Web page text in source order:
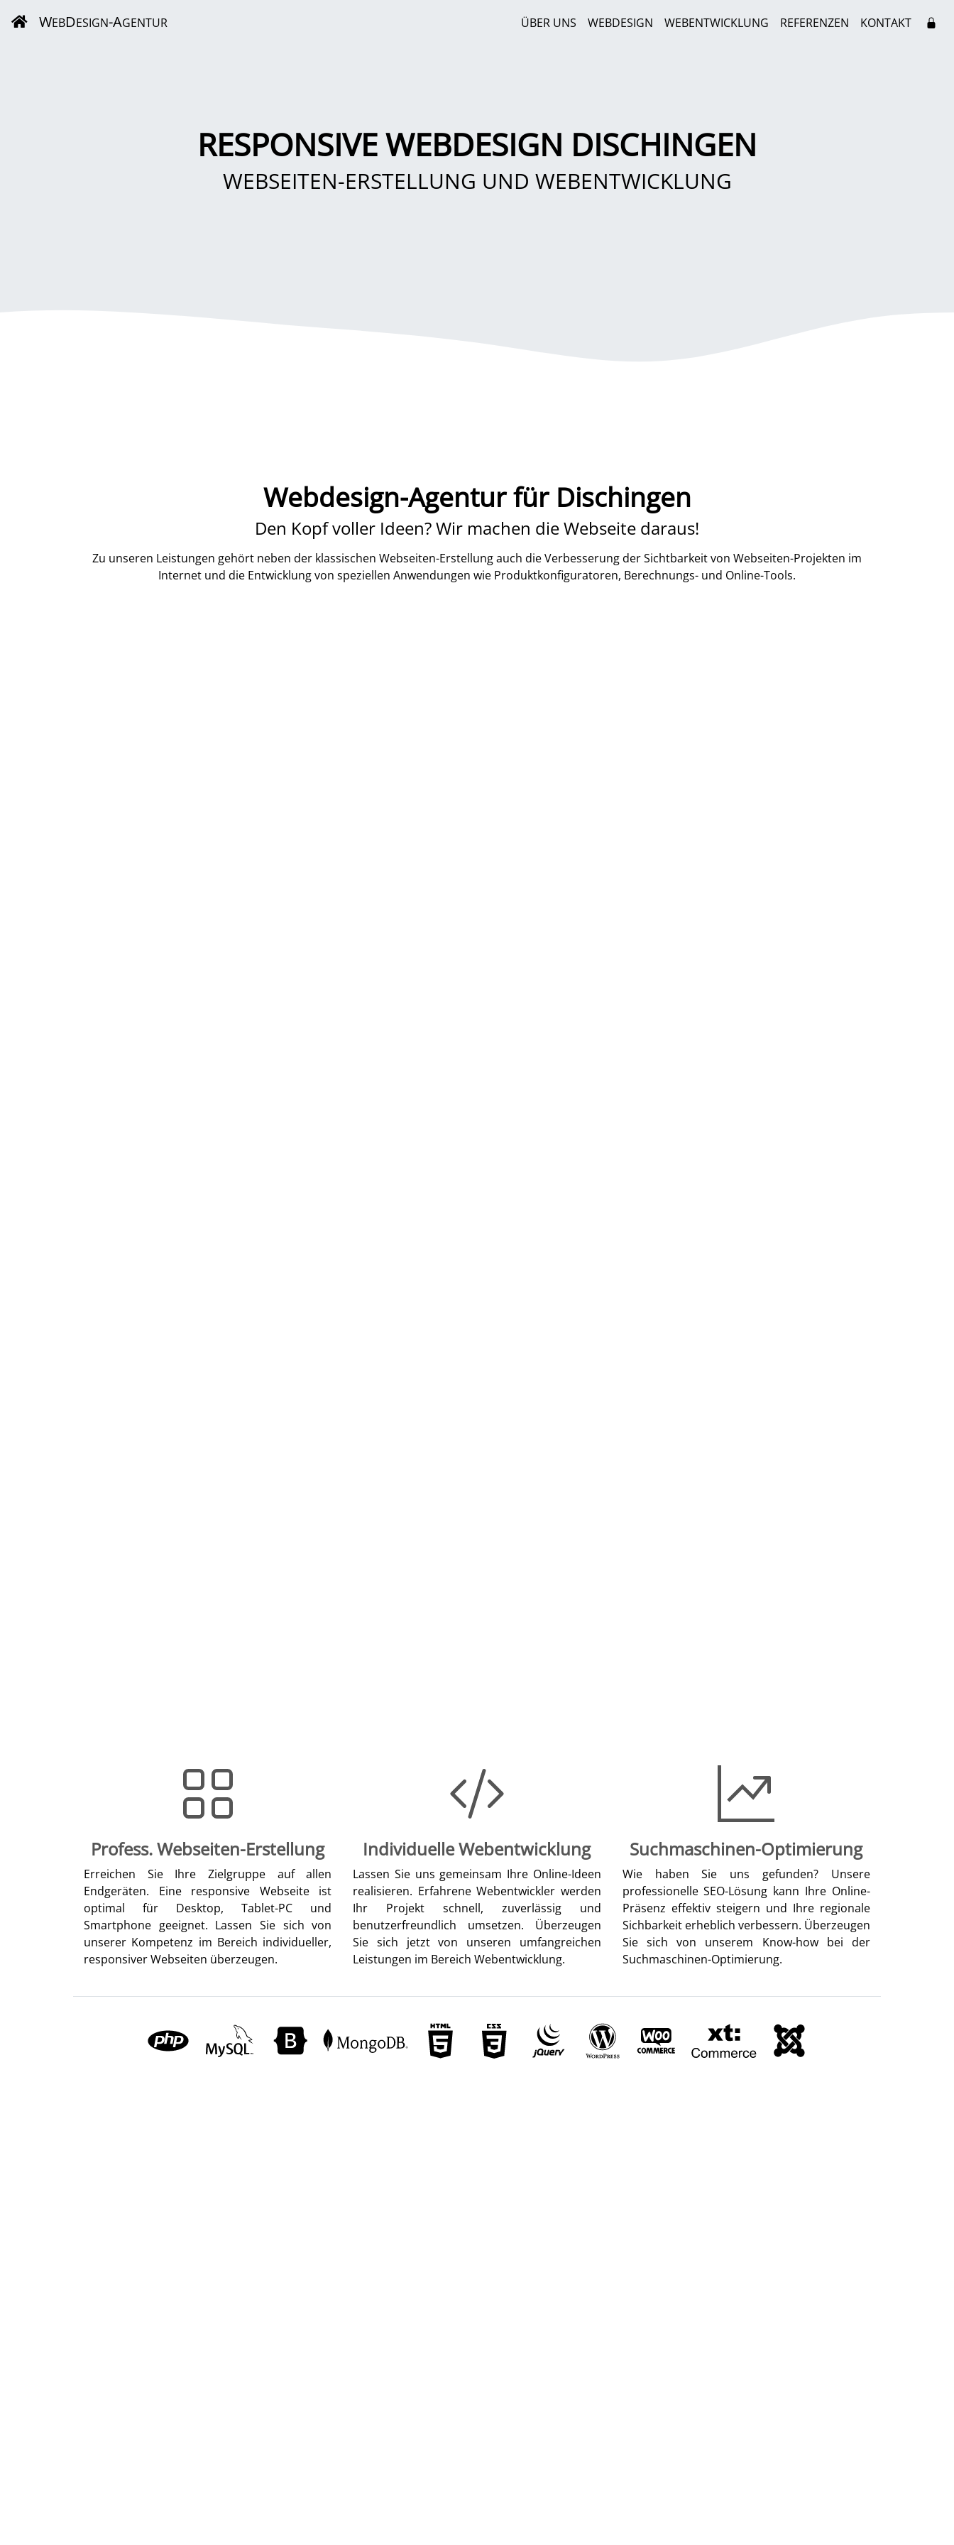
WEBDESIGN-AGENTUR ÜBER UNS WEBDESIGN WEBENTWICKLUNG REFERENZEN KONTAKT
RESPONSIVE WEBDESIGN DISCHINGEN
WEBSEITEN-ERSTELLUNG UND WEBENTWICKLUNG
Webdesign-Agentur für Dischingen
Den Kopf voller Ideen? Wir machen die Webseite daraus!
Zu unseren Leistungen gehört neben der klassischen Webseiten-Erstellung auch die Verbesserung der Sichtbarkeit von Webseiten-Projekten im
Internet und die Entwicklung von speziellen Anwendungen wie Produktkonfiguratoren, Berechnungs- und Online-Tools.
Profess. Webseiten-Erstellung
Erreichen Sie Ihre Zielgruppe auf allen
Endgeräten. Eine responsive Webseite ist
optimal für Desktop, Tablet-PC und
Smartphone geeignet. Lassen Sie sich von
unserer Kompetenz im Bereich individueller,
responsiver Webseiten überzeugen.
Individuelle Webentwicklung
Lassen Sie uns gemeinsam Ihre Online-Ideen
realisieren. Erfahrene Webentwickler werden
Ihr Projekt schnell, zuverlässig und
benutzerfreundlich umsetzen. Überzeugen
Sie sich jetzt von unseren umfangreichen
Leistungen im Bereich Webentwicklung.
Suchmaschinen-Optimierung
Wie haben Sie uns gefunden? Unsere
professionelle SEO-Lösung kann Ihre Online-
Präsenz effektiv steigern und Ihre regionale
Sichbarkeit erheblich verbessern. Überzeugen
Sie sich von unserem Know-how bei der
Suchmaschinen-Optimierung.